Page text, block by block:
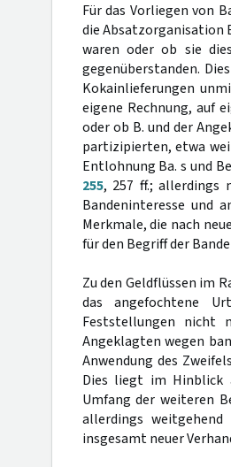
Für das Vorliegen von
die Absatzorganisation
waren oder ob sie
gegenüberstanden.
Kokainlieferungen
eigene Rechnung, auf
oder ob B. und der
partizipierten, etwa
Entlohnung Ba. s und
255, 257 ff.; allerdings
Bandeninteresse und
Merkmale, die nach
für den Begriff der
Zu den Geldflüssen im
das angefochtene
Feststellungen nicht
Angeklagten wegen
Anwendung des
Dies liegt im Hinblick
Umfang der weiteren
allerdings
insgesamt neuer